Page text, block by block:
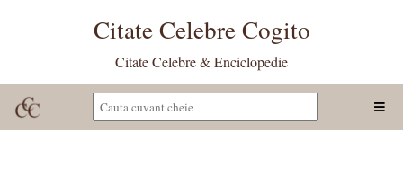
Citate Celebre Cogito
Citate Celebre & Enciclopedie